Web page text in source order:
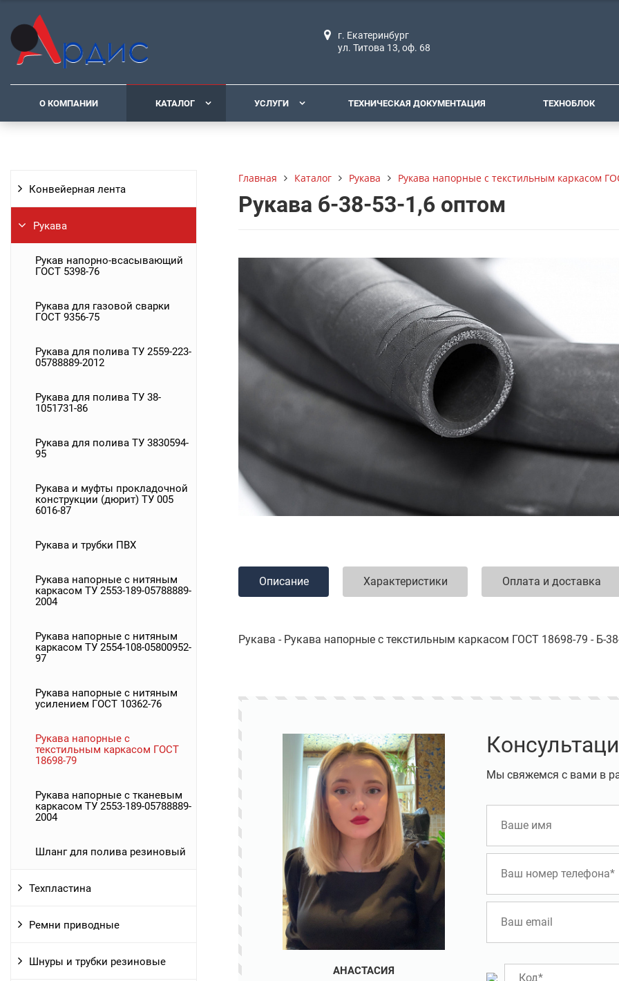
г. Екатеринбург
ул. Титова 13, оф. 68
О КОМПАНИИ КАТАЛОГ УСЛУГИ ТЕХНИЧЕСКАЯ ДОКУМЕНТАЦИЯ ТЕХНОБЛОК
Конвейерная лента
Рукава
Рукав напорно-всасывающий
ГОСТ 5398-76
Рукава для газовой сварки
ГОСТ 9356-75
Рукава для полива ТУ 2559-223-
05788889-2012
Рукава для полива ТУ 38-
1051731-86
Рукава для полива ТУ 3830594-
95
Рукава и муфты прокладочной
конструкции (дюрит) ТУ 005
6016-87
Рукава и трубки ПВХ
Рукава напорные с нитяным
каркасом ТУ 2553-189-05788889-
2004
Рукава напорные с нитяным
каркасом ТУ 2554-108-05800952-
97
Рукава напорные с нитяным
усилением ГОСТ 10362-76
Рукава напорные с
текстильным каркасом ГОСТ
18698-79
Рукава напорные с тканевым
каркасом ТУ 2553-189-05788889-
2004
Шланг для полива резиновый
Техпластина
Ремни приводные
Шнуры и трубки резиновые
Главная Каталог Рукава Рукава напорные с текстильным каркасом
Рукава б-38-53-1,6 оптом
Описание Характеристики Оплата и доставка
Рукава - Рукава напорные с текстильным каркасом ГОСТ 18698-79 - Б-
АНАСТАСИЯ
Мы свяжемся с вами в